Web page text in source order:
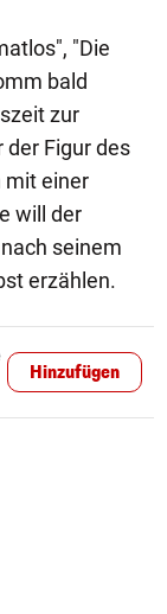
"Die
bald
zur
Figur des
mit einer
will der
seinem
erzählen.
Hinzufügen